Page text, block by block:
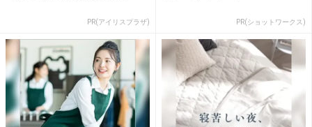
PR(アイリスプラザ) PR(ショットワークス)